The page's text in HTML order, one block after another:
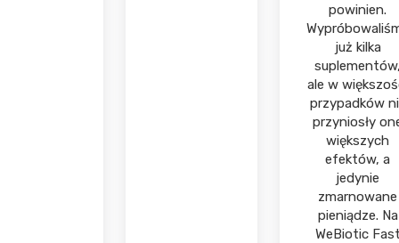
powinien.
już kilka
ale w
przypadków
przyniosły
większych
efektów, a
jedynie
zmarnowane
pieniądze. Na
WeBiotic